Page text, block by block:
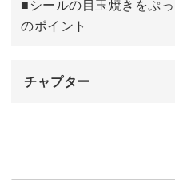
◆食パンにリアルな焦げ目
■シールの目玉焼きをぷ
のポイント
チャプター